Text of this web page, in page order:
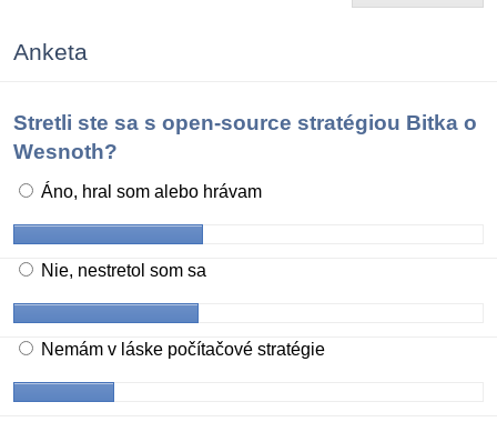
Anketa
Stretli ste sa s open-source stratégiou Bitka o
Wesnoth?
Áno, hral som alebo hrávam
Nie, nestretol som sa
Nemám v láske počítačové stratégie